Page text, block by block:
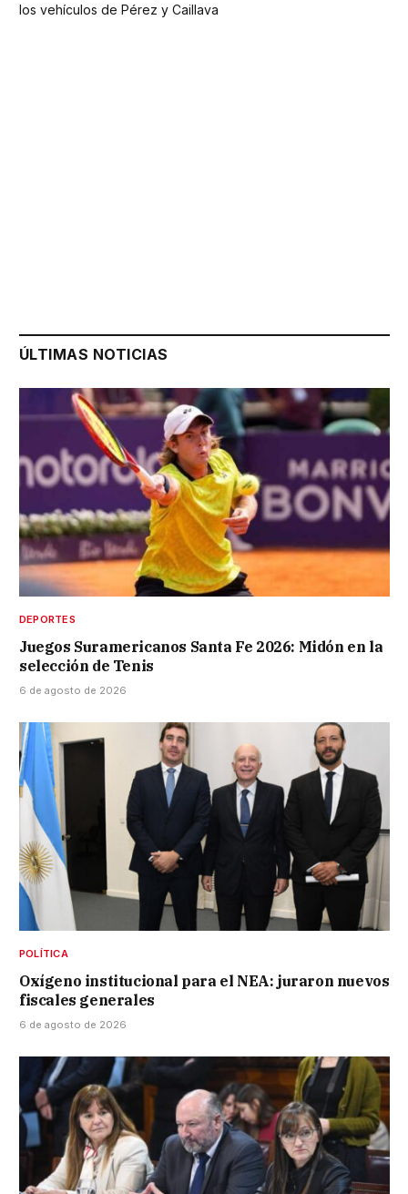
los vehículos de Pérez y Caillava
ÚLTIMAS NOTICIAS
DEPORTES
Juegos Suramericanos Santa Fe 2026: Midón en la
selección de Tenis
6 de agosto de 2026
POLÍTICA
Oxígeno institucional para el NEA: juraron nuevos
fiscales generales
6 de agosto de 2026